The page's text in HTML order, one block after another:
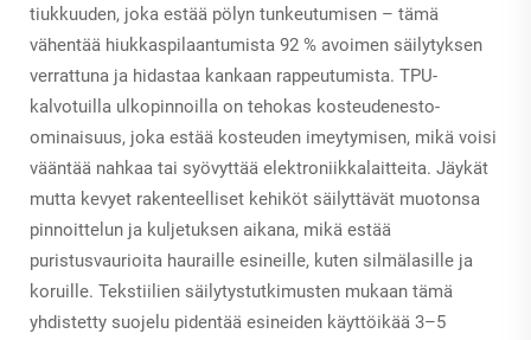
tiukkuuden, joka estää pölyn tunkeutumisen – tämä
vähentää hiukkaspilaantumista 92 % avoimen säilytyksen
verrattuna ja hidastaa kankaan rappeutumista. TPU-
kalvotuilla ulkopinnoilla on tehokas kosteudenesto-
ominaisuus, joka estää kosteuden imeytymisen, mikä voisi
vääntää nahkaa tai syövyttää elektroniikkalaitteita. Jäykät
mutta kevyet rakenteelliset kehiköt säilyttävät muotonsa
pinnoittelun ja kuljetuksen aikana, mikä estää
puristusvaurioita hauraille esineille, kuten silmälasille ja
koruille. Tekstiilien säilytystutkimusten mukaan tämä
yhdistetty suojelu pidentää esineiden käyttöikää 3–5